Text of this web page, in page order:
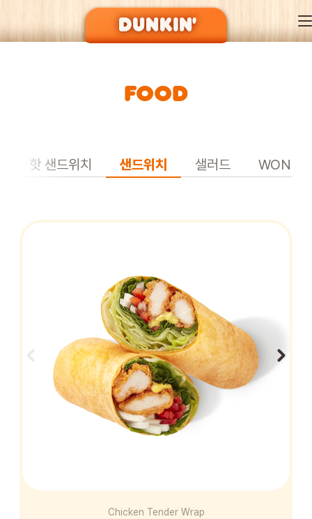
DUNKIN’ OF SEASON
ORDER
FOOD
핫 샌드위치 샌드위치 샐러드
Chicken Tender Wrap